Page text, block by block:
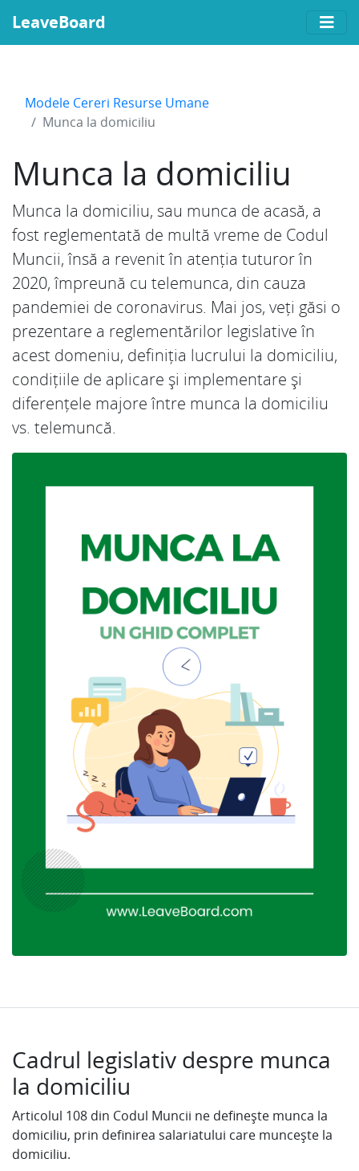
LeaveBoard
Modele Cereri Resurse Umane
Munca la domiciliu
Munca la domiciliu
Munca la domiciliu, sau munca de acasă, a
fost reglementată de multă vreme de Codul
Muncii, însă a revenit în atenția tuturor în
2020, împreună cu telemunca, din cauza
pandemiei de coronavirus. Mai jos, veți găsi o
prezentare a reglementărilor legislative în
acest domeniu, definiția lucrului la domiciliu,
condițiile de aplicare și implementare și
diferențele majore între munca la domiciliu
vs. telemuncă.
Cadrul legislativ despre munca
la domiciliu
Articolul 108 din Codul Muncii ne definește munca la
domiciliu, prin definirea salariatului care muncește la
domiciliu.